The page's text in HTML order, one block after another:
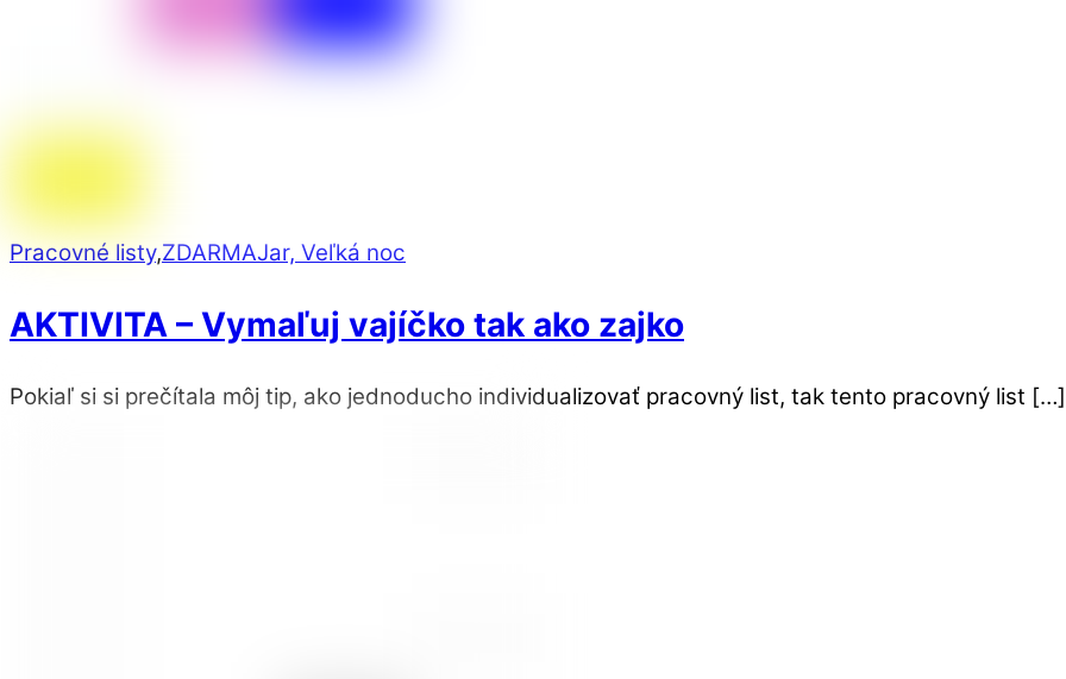
Pracovné listy,ZDARMAJar, Veľká noc
AKTIVITA – Vymaľuj vajíčko tak ako zajko
Pokiaľ si si prečítala môj tip, ako jednoducho individualizovať pracovný list, tak tento pracovný list […]